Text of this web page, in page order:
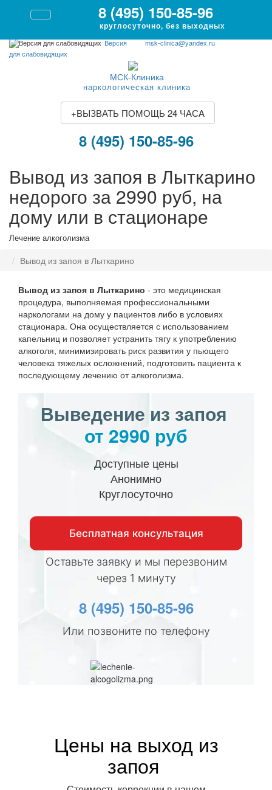
8 (495) 150-85-96
круглосуточно, без выходных
Версия
для слабовидящих
msk-clinica@yandex.ru
МСК-Клиника
наркологическая клиника
+ВЫЗВАТЬ ПОМОЩЬ 24 ЧАСА
8 (495) 150-85-96
Вывод из запоя в Лыткарино
недорого за 2990 руб, на
дому или в стационаре
Лечение алкоголизма
Вывод из запоя в Лыткарино
Вывод из запоя в Лыткарино - это медицинская
процедура, выполняемая профессиональными
наркологами на дому у пациентов либо в условиях
стационара. Она осуществляется с использованием
капельниц и позволяет устранить тягу к употреблению
алкоголя, минимизировать риск развития у пьющего
человека тяжелых осложнений, подготовить пациента к
последующему лечению от алкоголизма.
Выведение из запоя
от 2990 руб
Доступные цены
Анонимно
Круглосуточно
Бесплатная консультация
Оставьте заявку и мы перезвоним
через 1 минуту
8 (495) 150-85-96
Или позвоните по телефону
Цены на выход из
запоя